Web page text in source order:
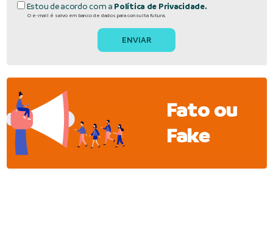
Estou de acordo com a Política de Privacidade.
O e-mail é salvo em banco de dados para consulta futura.
Fato ou
Fake